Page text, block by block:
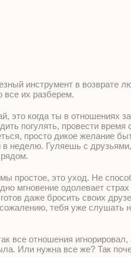
инструмент в возврате
все их разберем.
это когда ты в отношениях
погулять, провести время
просто дикое желание
в неделю. Гуляешь с
простое, это уход. Не
мгновение одолевает
даже бросить своих
тебя уже слушать
все отношения
Или нужна все же? Так